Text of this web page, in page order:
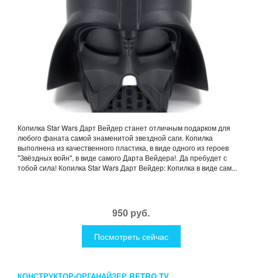
Копилка Star Wars Дарт Вейдер станет отличным подарком для
любого фаната самой знаменитой звездной саги. Копилка
выполнена из качественного пластика, в виде одного из героев
"Звёздных войн", в виде самого Дарта Вейдера!. Да пребудет с
тобой сила! Копилка Star Wars Дарт Вейдер: Копилка в виде сам...
950 руб.
Посмотреть сейчас